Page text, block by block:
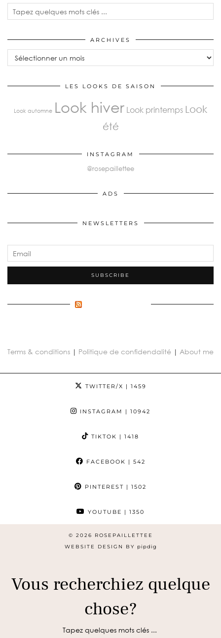
ARCHIVES
LES LOOKS DE SAISON
Look automne Look hiver Look printemps Look
été
INSTAGRAM
@rosepaillettee
ADS
NEWSLETTERS
Terms & conditions | Politique de confidendalité | About me
TWITTER/X | 1459
INSTAGRAM | 10942
TIKTOK | 1418
FACEBOOK | 542
PINTEREST | 1502
YOUTUBE | 1350
© 2026
ROSEPAILLETTEE
WEBSITE DESIGN BY
pipdig
Vous recherchiez quelque
chose?